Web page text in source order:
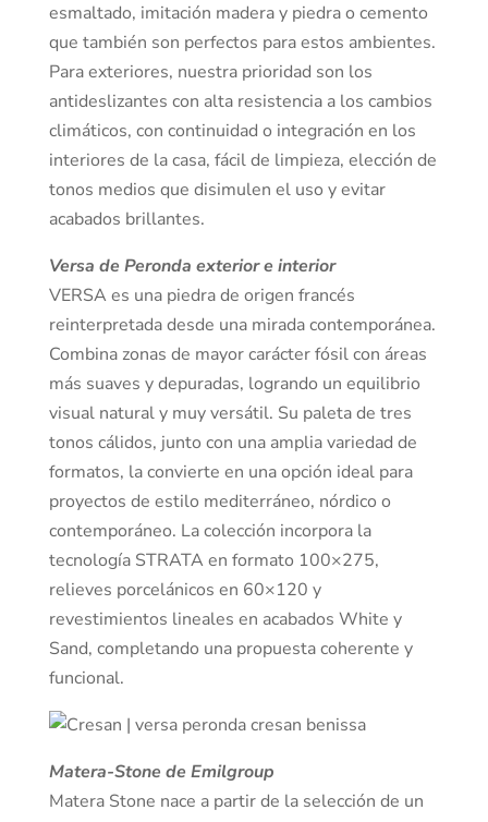
esmaltado, imitación madera y piedra o cemento
que también son perfectos para estos ambientes.
Para exteriores, nuestra prioridad son los
antideslizantes con alta resistencia a los cambios
climáticos, con continuidad o integración en los
interiores de la casa, fácil de limpieza, elección de
tonos medios que disimulen el uso y evitar
acabados brillantes.
Versa de Peronda exterior e interior
VERSA es una piedra de origen francés
reinterpretada desde una mirada contemporánea.
Combina zonas de mayor carácter fósil con áreas
más suaves y depuradas, logrando un equilibrio
visual natural y muy versátil. Su paleta de tres
tonos cálidos, junto con una amplia variedad de
formatos, la convierte en una opción ideal para
proyectos de estilo mediterráneo, nórdico o
contemporáneo. La colección incorpora la
tecnología STRATA en formato 100×275,
relieves porcelánicos en 60×120 y
revestimientos lineales en acabados White y
Sand, completando una propuesta coherente y
funcional.
Matera-Stone de Emilgroup
Matera Stone nace a partir de la selección de un